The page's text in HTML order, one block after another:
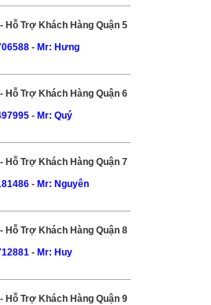
Hỗ Trợ Khách Hàng Quận 5
- Mr: Hưng
Hỗ Trợ Khách Hàng Quận 6
- Mr: Quý
Hỗ Trợ Khách Hàng Quận 7
- Mr: Nguyên
Hỗ Trợ Khách Hàng Quận 8
- Mr: Huy
Hỗ Trợ Khách Hàng Quận 9